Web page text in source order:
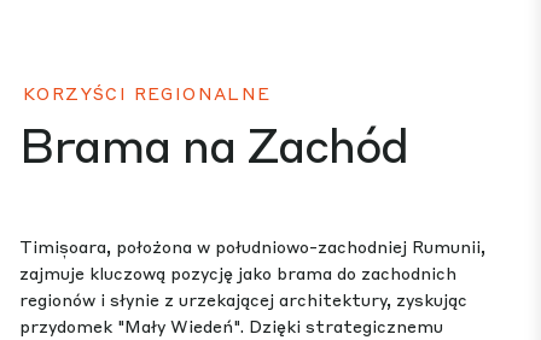
KORZYŚCI REGIONALNE
Brama na Zachód
Timișoara, położona w południowo-zachodniej Rumunii,
zajmuje kluczową pozycję jako brama do zachodnich
regionów i słynie z urzekającej architektury, zyskując
przydomek "Mały Wiedeń". Dzięki strategicznemu